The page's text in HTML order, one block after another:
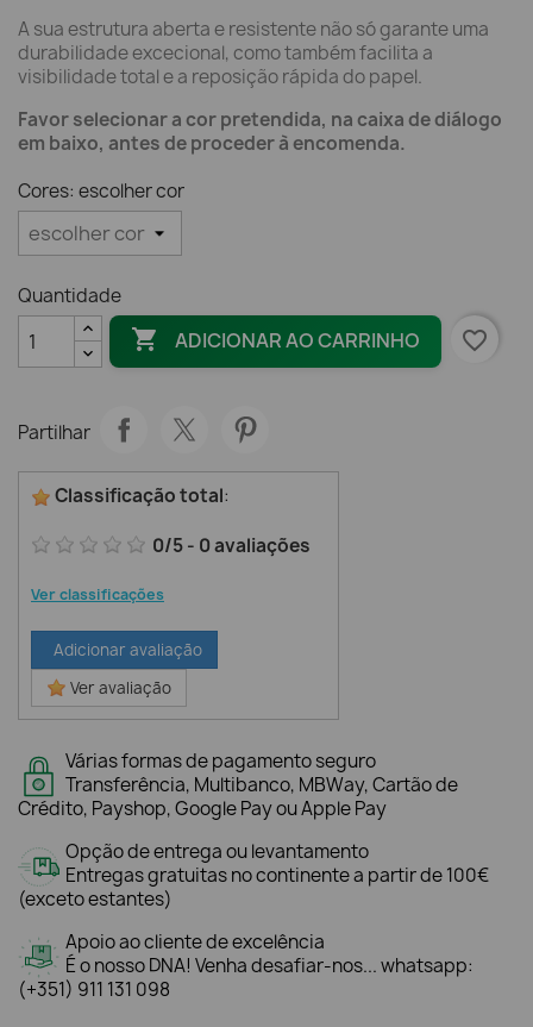
A sua estrutura aberta e resistente não só garante uma
durabilidade excecional, como também facilita a
visibilidade total e a reposição rápida do papel.
Favor selecionar a cor pretendida, na caixa de diálogo
em baixo, antes de proceder à encomenda.
Cores: escolher cor
Quantidade
 ADICIONAR AO CARRINHO favorite_border
Partilhar
Classificação total:
0/5- 0avaliações
Ver classificações
Adicionar avaliação
Ver avaliação
Várias formas de pagamento seguro
Transferência, Multibanco, MBWay, Cartão de
Crédito, Payshop, Google Pay ou Apple Pay
Opção de entrega ou levantamento
Entregas gratuitas no continente a partir de 100€
(exceto estantes)
Apoio ao cliente de excelência
É o nosso DNA! Venha desafiar-nos... whatsapp:
(+351) 911 131 098